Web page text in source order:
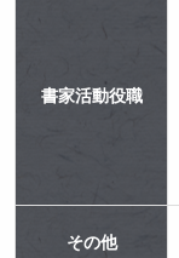
書家活動役職
その他